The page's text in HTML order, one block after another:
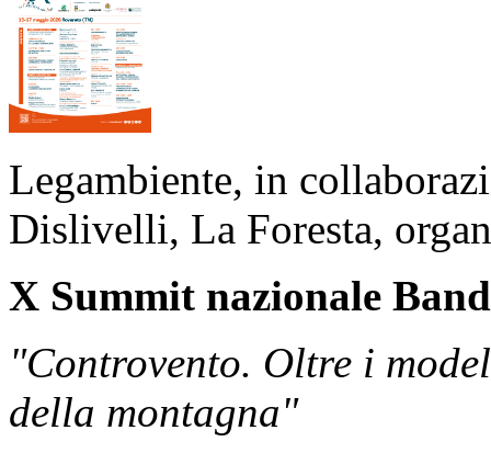
Legambiente, in
Dislivelli, La Foresta,
X Summit nazionale
"Controvento. Oltre i
della montagna"